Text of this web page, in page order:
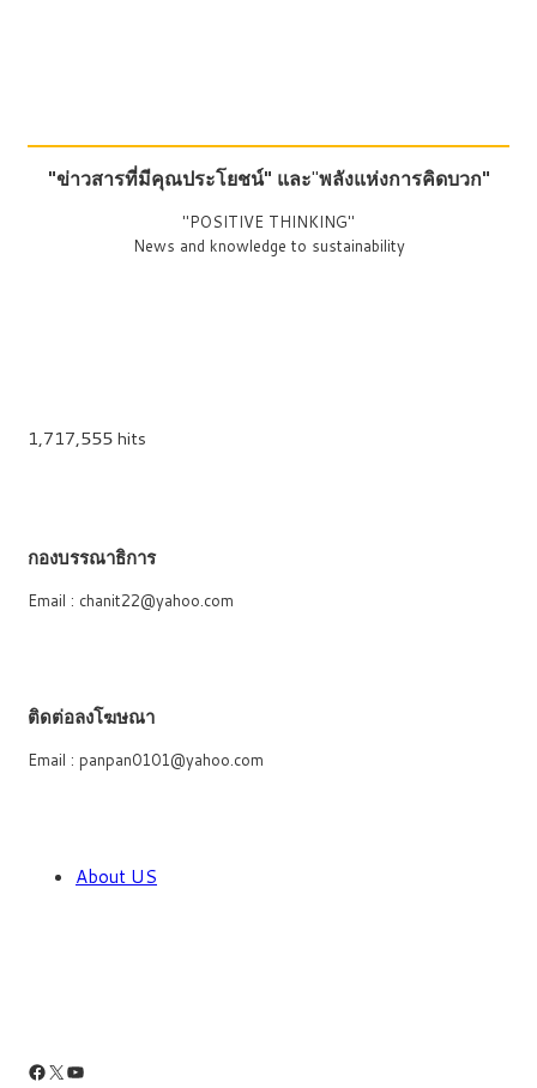
"ข่าวสารที่มีคุณประโยชน์" และ"พลังแห่งการคิดบวก"
"POSITIVE THINKING"
News and knowledge to sustainability
1,717,555 hits
กองบรรณาธิการ
Email : chanit22@yahoo.com
ติดต่อลงโฆษณา
Email : panpan0101@yahoo.com
About US
Facebook
X YouTube